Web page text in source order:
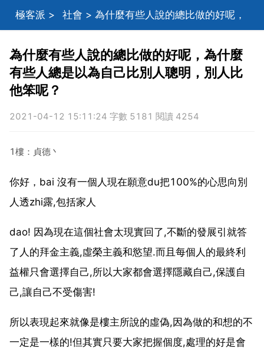
極客派 > 社會 > 為什麼有些人說的總比做的好呢，
為什麼有些人總是以為自己比別人聰明，別人比他笨
呢？
為什麼有些人說的總比做的好呢，為什麼
有些人總是以為自己比別人聰明，別人比
他笨呢？
2021-04-12 15:11:24 字數 5181 閱讀 4254
1樓：貞德丶
你好，bai 沒有一個人現在願意du把100%的心思向別
人透zhi露,包括家人
dao! 因為現在這個社會太現實回了,不斷的發展引就答
了人的拜金主義,虛榮主義和慾望.而且每個人的最終利
益權只會選擇自己,所以大家都會選擇隱藏自己,保護自
己,讓自己不受傷害!
所以表現起來就像是樓主所說的虛偽,因為做的和想的不
一定是一樣的!但其實只要大家把握個度,處理的好是會